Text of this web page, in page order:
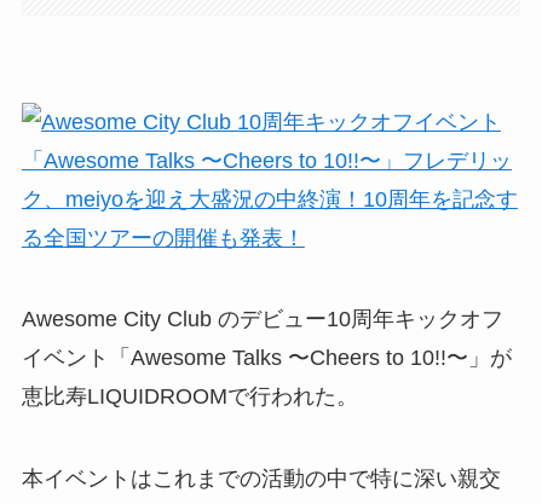
Awesome City Club のデビュー10周年キックオフ
イベント「Awesome Talks 〜Cheers to 10!!〜」が
恵比寿LIQUIDROOMで行われた。
本イベントはこれまでの活動の中で特に深い親交